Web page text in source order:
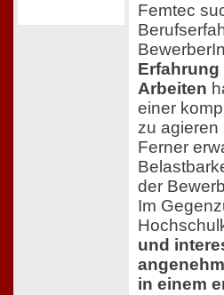
Femtec
Arbeiten
einer
zu agieren
Ferner
der
Im
und
in einem